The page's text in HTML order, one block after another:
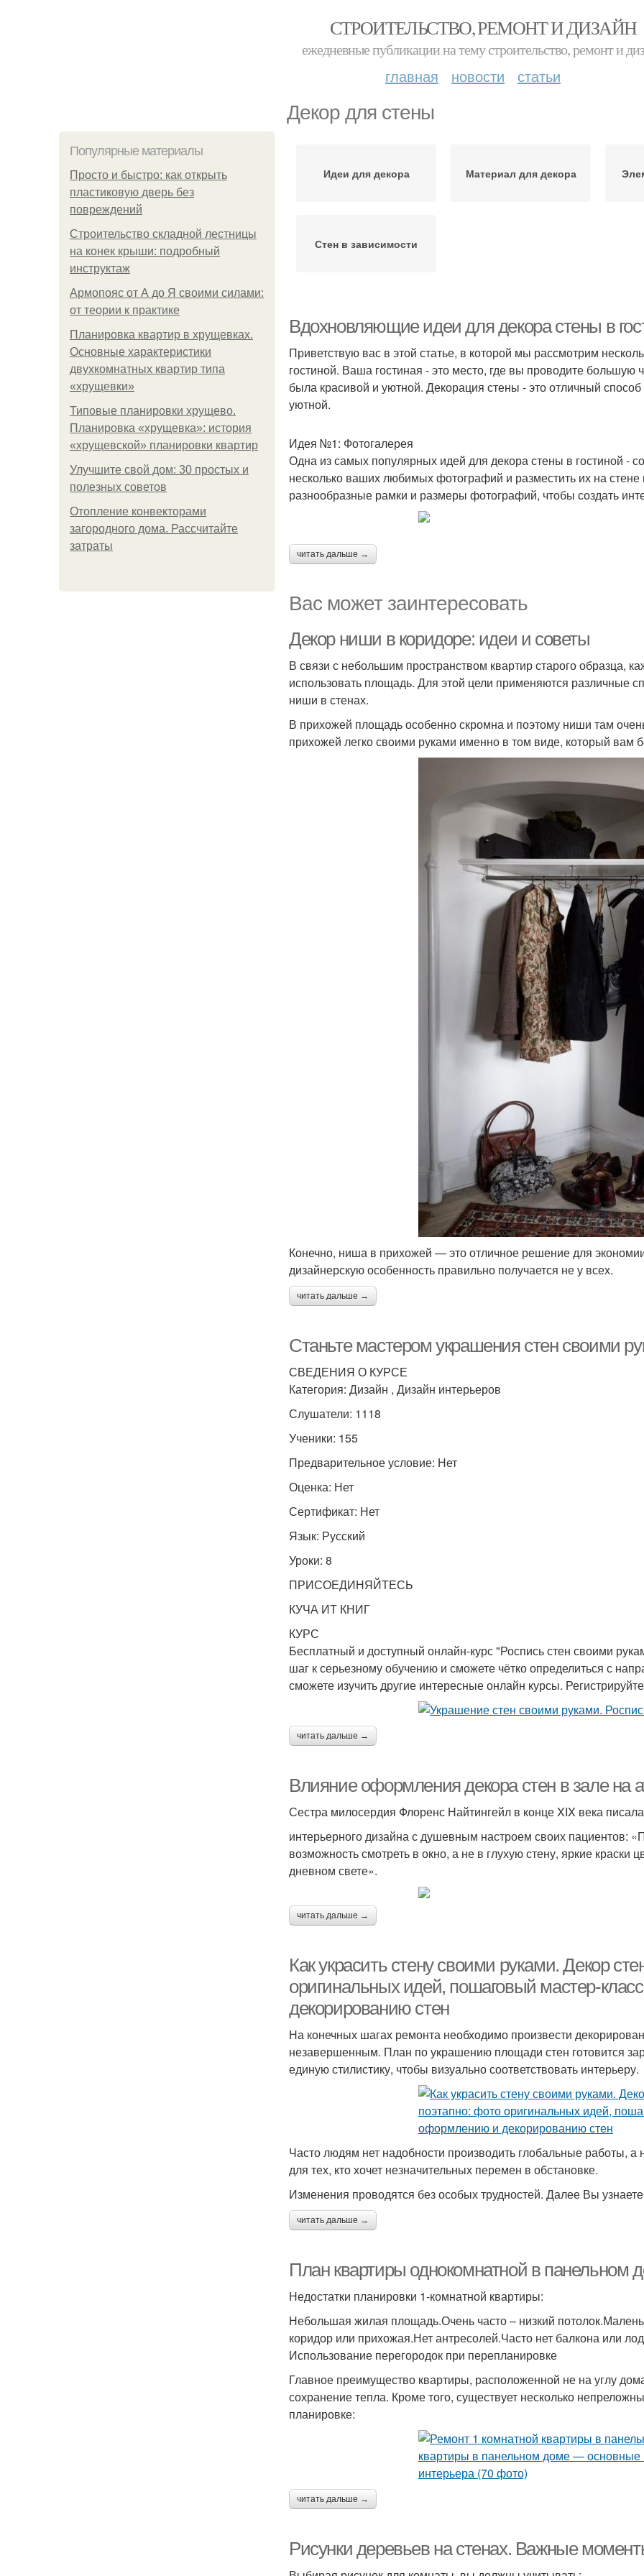
СТРОИТЕЛЬСТВО, РЕМОНТ И ДИЗАЙН
ежедневные публикации на тему строительство, ремонт и
главная новости статьи
Декор для стены
Популярные материалы
Просто и быстро: как открыть
пластиковую дверь без
повреждений
Строительство складной лестницы
на конек крыши: подробный
инструктаж
Армопояс от А до Я своими силами:
от теории к практике
Планировка квартир в хрущевках.
Основные характеристики
двухкомнатных квартир типа
«хрущевки»
Типовые планировки хрущево.
Планировка «хрущевка»: история
«хрущевской» планировки квартир
Улучшите свой дом: 30 простых и
полезных советов
Отопление конвекторами
загородного дома. Рассчитайте
затраты
Идеи для декора Материал для декора
Стен в зависимости
Вдохновляющие идеи для декора стены в
Приветствую вас в этой статье, в которой мы рассмотрим
гостиной. Ваша гостиная - это место, где вы проводите
была красивой и уютной. Декорация стены - это отличный
уютной.
Идея №1: Фотогалерея
Одна из самых популярных идей для декора стены в гостиной -
несколько ваших любимых фотографий и разместить их на
разнообразные рамки и размеры фотографий, чтобы создать
читать дальше →
Вас может заинтересовать
Декор ниши в коридоре: идеи и советы
В связи с небольшим пространством квартир старого образца,
использовать площадь. Для этой цели применяются различные
ниши в стенах.
В прихожей площадь особенно скромна и поэтому ниши там
прихожей легко своими руками именно в том виде, который вам
Конечно, ниша в прихожей — это отличное решение для
дизайнерскую особенность правильно получается не у всех.
читать дальше →
Станьте мастером украшения стен своими
СВЕДЕНИЯ О КУРСЕ
Категория: Дизайн , Дизайн интерьеров
Слушатели: 1118
Ученики: 155
Предварительное условие: Нет
Оценка: Нет
Сертификат: Нет
Язык: Русский
Уроки: 8
ПРИСОЕДИНЯЙТЕСЬ
КУЧА ИТ КНИГ
КУРС
Бесплатный и доступный онлайн-курс "Роспись стен своими
шаг к серьезному обучению и сможете чётко определиться с
сможете изучить другие интересные онлайн курсы.
читать дальше →
Влияние оформления декора стен в зале
Сестра милосердия Флоренс Найтингейл в конце XIX века
интерьерного дизайна с душевным настроем своих пациентов:
возможность смотреть в окно, а не в глухую стену, яркие краски
дневном свете».
читать дальше →
Как украсить стену своими руками. Декор
оригинальных идей, пошаговый мастер-
декорированию стен
На конечных шагах ремонта необходимо произвести
незавершенным. План по украшению площади стен готовится
единую стилистику, чтобы визуально соответствовать интерьеру.
Часто людям нет надобности производить глобальные работы,
для тех, кто хочет незначительных перемен в обстановке.
Изменения проводятся без особых трудностей. Далее Вы
читать дальше →
План квартиры однокомнатной в панельном
Недостатки планировки 1-комнатной квартиры:
Небольшая жилая площадь.Очень часто – низкий
коридор или прихожая.Нет антресолей.Часто нет балкона или
Использование перегородок при перепланировке
Главное преимущество квартиры, расположенной не на углу
сохранение тепла. Кроме того, существует несколько
планировке:
читать дальше →
Рисунки деревьев на стенах. Важные